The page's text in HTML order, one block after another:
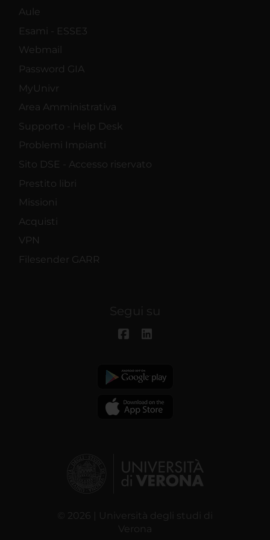
Aule
Esami - ESSE3
Webmail
Password GIA
MyUnivr
Area Amministrativa
Supporto - Help Desk
Problemi Impianti
Sito DSE - Accesso riservato
Prestito libri
Missioni
Acquisti
VPN
Filesender GARR
Segui su
© 2026 | Università degli studi di
Verona